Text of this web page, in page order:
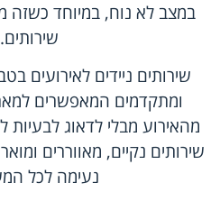
במצב לא נוח, במיוחד כשזה
שירותים ניידים לאירועים
ומתקדמים המאפשרים
מהאירוע מבלי לדאוג לבעיות
שירותים נקיים, מאווררים
נעימה לכל